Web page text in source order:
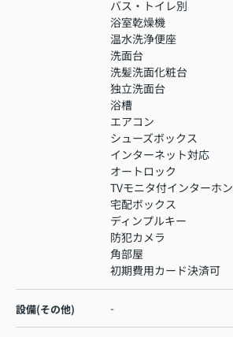
バス・トイレ別
浴室乾燥機
温水洗浄便座
洗面台
洗髪洗面化粧台
独立洗面台
浴槽
エアコン
シューズボックス
インターネット対応
オートロック
TVモニタ付インターホン
宅配ボックス
ディンプルキー
防犯カメラ
角部屋
初期費用カード決済可
設備(その他) -